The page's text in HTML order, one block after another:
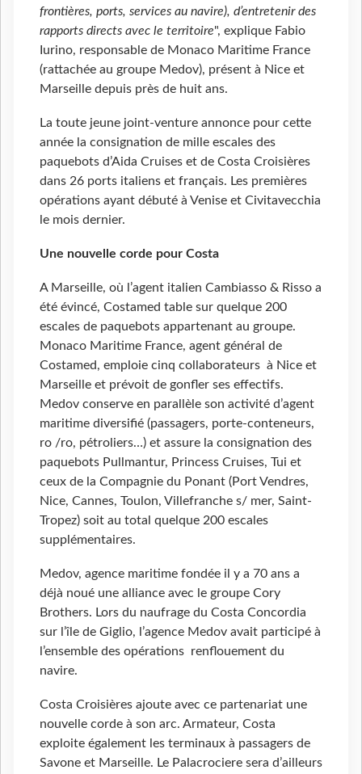
frontières, ports, services au navire), d’entretenir des
rapports directs avec le territoire", explique Fabio
Iurino, responsable de Monaco Maritime France
(rattachée au groupe Medov), présent à Nice et
Marseille depuis près de huit ans.
La toute jeune joint-venture annonce pour cette
année la consignation de mille escales des
paquebots d’Aida Cruises et de Costa Croisières
dans 26 ports italiens et français. Les premières
opérations ayant débuté à Venise et Civitavecchia
le mois dernier.
Une nouvelle corde pour Costa
A Marseille, où l’agent italien Cambiasso & Risso a
été évincé, Costamed table sur quelque 200
escales de paquebots appartenant au groupe.
Monaco Maritime France, agent général de
Costamed, emploie cinq collaborateurs à Nice et
Marseille et prévoit de gonfler ses effectifs.
Medov conserve en parallèle son activité d’agent
maritime diversifié (passagers, porte-conteneurs,
ro /ro, pétroliers…) et assure la consignation des
paquebots Pullmantur, Princess Cruises, Tui et
ceux de la Compagnie du Ponant (Port Vendres,
Nice, Cannes, Toulon, Villefranche s/ mer, Saint-
Tropez) soit au total quelque 200 escales
supplémentaires.
Medov, agence maritime fondée il y a 70 ans a
déjà noué une alliance avec le groupe Cory
Brothers. Lors du naufrage du Costa Concordia
sur l’île de Giglio, l’agence Medov avait participé à
l’ensemble des opérations renflouement du
navire.
Costa Croisières ajoute avec ce partenariat une
nouvelle corde à son arc. Armateur, Costa
exploite également les terminaux à passagers de
Savone et Marseille. Le Palacrociere sera d’ailleurs